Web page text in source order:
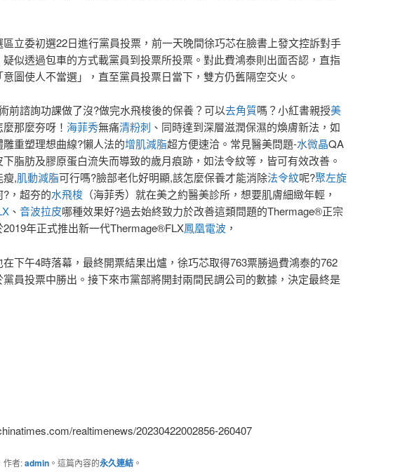
區立委初選22日進行黨員投票，前一天晚間徐巧芯在臉書上發文控訴對手
疑似透過包車的方式載黨員到投票所投票。對此費鴻泰則出面否認，直指
圖使人不當選」，直至黨員投票日當下，雙方仍舊隔空交火。
前諮詢功課做了沒?做完水飛梭後的保養？可以去角質嗎？小紅書親授美
那麼夯呀！ 海菲秀無痛清粉刺 、同時達到深層滋潤保濕的煥膚新法，如
雕重塑理想曲線?懶人法的增肌減脂超方便速洽。常見醫美問題-水微晶QA
脂肪及膠原蛋白流失而導致的歲月痕跡，如法令紋等，皆可有效改善。
瘦,肌動減脂可行嗎?臉部老化好明顯,該怎麼保養才能消除法令紋呢?聚左旋
，超夯的水飛梭（海菲秀）就在美之約醫美診所，想要肌膚細緻年輕，
、 音波拉皮哪種效果好?過去始終致力於改善這類問題的Thermage®正宗
2019年正式推出新一代Thermage®FLX鳳凰電波，
下午4時落幕，最終開票結果出爐，徐巧芯取得763票勝過費鴻泰的762
員投票中勝出。接下來市黨部將開封兩間民調公司的數據，決定最終是
realtimenews/20230422002856-260407
作者:admin。這篇內容的永久連結。